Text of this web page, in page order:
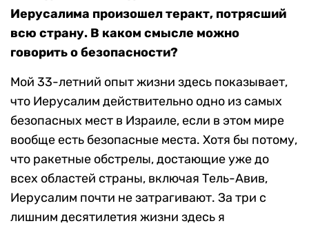
Иерусалима произошел теракт, потрясший
всю страну. В каком смысле можно
говорить о безопасности?
Мой 33-летний опыт жизни здесь показывает,
что Иерусалим действительно одно из самых
безопасных мест в Израиле, если в этом мире
вообще есть безопасные места. Хотя бы потому,
что ракетные обстрелы, достающие уже до
всех областей страны, включая Тель-Авив,
Иерусалим почти не затрагивают. За три с
лишним десятилетия жизни здесь я